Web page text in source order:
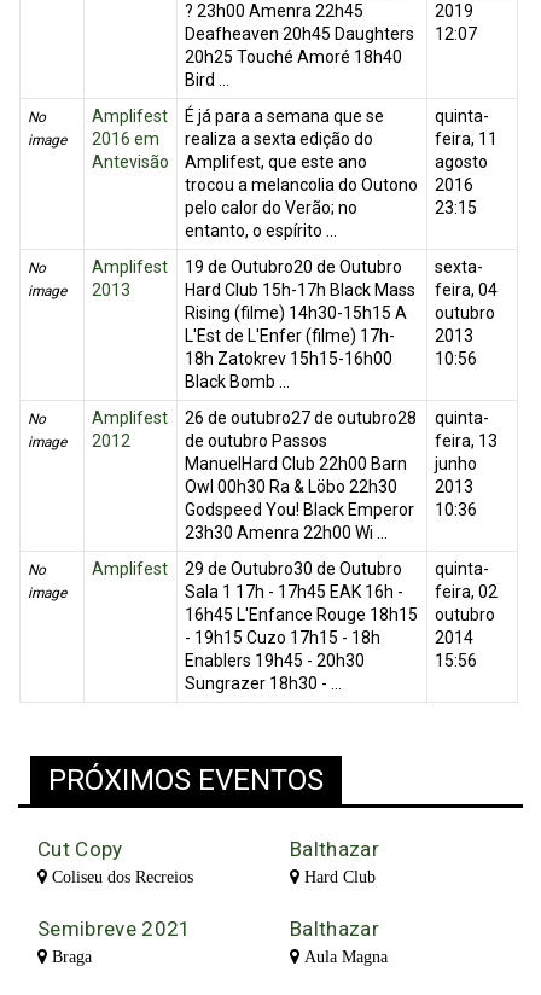
? 23h00 Amenra 22h45
Deafheaven 20h45 Daughters
20h25 Touché Amoré 18h40
Bird ...
2019
12:07
No
image
Amplifest
2016 em
Antevisão
É já para a semana que se
realiza a sexta edição do
Amplifest, que este ano
trocou a melancolia do Outono
pelo calor do Verão; no
entanto, o espírito ...
quinta-
feira, 11
agosto
2016
23:15
No
image
Amplifest
2013
19 de Outubro20 de Outubro
Hard Club 15h-17h Black Mass
Rising (filme) 14h30-15h15 A
L'Est de L'Enfer (filme) 17h-
18h Zatokrev 15h15-16h00
Black Bomb ...
sexta-
feira, 04
outubro
2013
10:56
No
image
Amplifest
2012
26 de outubro27 de outubro28
de outubro Passos
ManuelHard Club 22h00 Barn
Owl 00h30 Ra & Löbo 22h30
Godspeed You! Black Emperor
23h30 Amenra 22h00 Wi ...
quinta-
feira, 13
junho
2013
10:36
No
image
Amplifest
29 de Outubro30 de Outubro
Sala 1 17h - 17h45 EAK 16h -
16h45 L'Enfance Rouge 18h15
- 19h15 Cuzo 17h15 - 18h
Enablers 19h45 - 20h30
Sungrazer 18h30 - ...
quinta-
feira, 02
outubro
2014
15:56
PRÓXIMOS EVENTOS
Cut Copy
Coliseu dos Recreios
Balthazar
Hard Club
Semibreve 2021
Braga
Balthazar
Aula Magna